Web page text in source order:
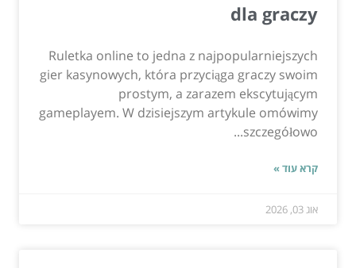
dla graczy
Ruletka online to jedna z najpopularniejszych
gier kasynowych, która przyciąga graczy swoim
prostym, a zarazem ekscytującym
gameplayem. W dzisiejszym artykule omówimy
szczegółowo...
קרא עוד »
אוג 03, 2026